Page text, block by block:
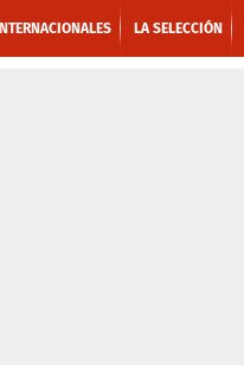
INTERNACIONALES LA SELECCIÓN